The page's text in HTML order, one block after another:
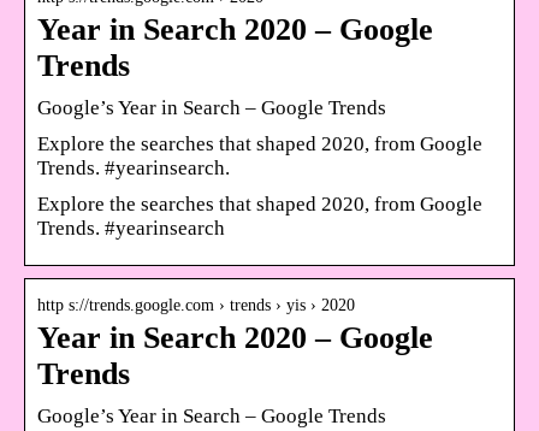
Year in Search 2020 – Google
Trends
Google’s Year in Search – Google Trends
Explore the searches that shaped 2020, from Google
Trends. #yearinsearch.
Explore the searches that shaped 2020, from Google
Trends. #yearinsearch
http s://trends.google.com › trends › yis › 2020
Year in Search 2020 – Google
Trends
Google’s Year in Search – Google Trends